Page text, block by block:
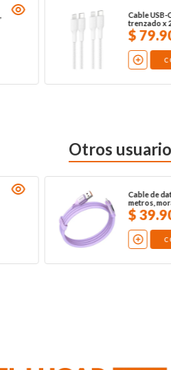
Cable USB-
trenzado x
$79.
Otros
Cable de
metros,
$39.